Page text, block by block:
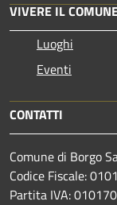
VIVERE IL
Luoghi
Eventi
CONTATTI
Comune di Borgo
Codice Fiscale:
Partita IVA: